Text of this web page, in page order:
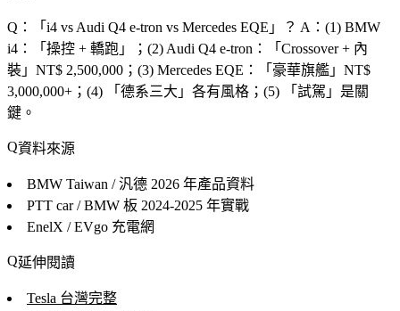
Q：「 i4 vs Audi Q4 e-tron vs Mercedes EQE 」？ A：(1) BMW
i4：「 操控 + 轎跑 」；(2) Audi Q4 e-tron：「 Crossover + 內
裝 」NT$ 2,500,000；(3) Mercedes EQE：「 豪華旗艦 」NT$
3,000,000+；(4) 「 德系三大 」各有風格；(5) 「 試駕 」是關
鍵。
資料來源
BMW Taiwan / 汎德 2026 年產品資料
PTT car / BMW 板 2024-2025 年實戰
EnelX / EVgo 充電網
延伸閱讀
Tesla 台灣完整